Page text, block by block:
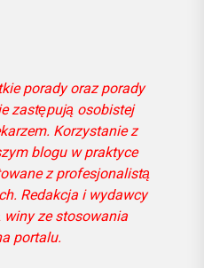
porady oraz porady
zastępują osobistej
Korzystanie z
blogu w praktyce
z profesjonalistą
Redakcja i wydawcy
ze stosowania
portalu.